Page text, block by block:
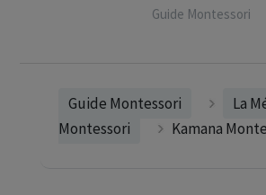
Guide Montessori
Guide Montessori
La
Montessori
Kamana